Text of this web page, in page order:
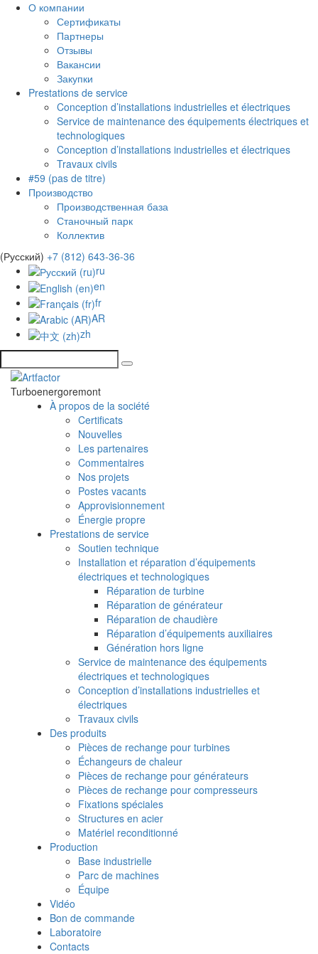
О компании
Сертификаты
Партнеры
Отзывы
Вакансии
Закупки
Prestations de service
Conception d’installations industrielles et électriques
Service de maintenance des équipements électriques et
technologiques
Conception d’installations industrielles et électriques
Travaux civils
#59 (pas de titre)
Производство
Производственная база
Станочный парк
Коллектив
(Русский) +7 (812) 643-36-36
ru
en
fr
AR
zh
Turboenergoremont
À propos de la société
Certificats
Nouvelles
Les partenaires
Commentaires
Nos projets
Postes vacants
Approvisionnement
Énergie propre
Prestations de service
Soutien technique
Installation et réparation d’équipements
électriques et technologiques
Réparation de turbine
Réparation de générateur
Réparation de chaudière
Réparation d’équipements auxiliaires
Génération hors ligne
Service de maintenance des équipements
électriques et technologiques
Conception d’installations industrielles et
électriques
Travaux civils
Des produits
Pièces de rechange pour turbines
Échangeurs de chaleur
Pièces de rechange pour générateurs
Pièces de rechange pour compresseurs
Fixations spéciales
Structures en acier
Matériel reconditionné
Production
Base industrielle
Parc de machines
Équipe
Vidéo
Bon de commande
Laboratoire
Contacts